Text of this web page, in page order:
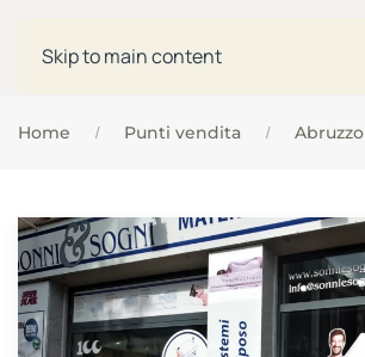
Skip to main content
Home Punti vendita Abruzzo